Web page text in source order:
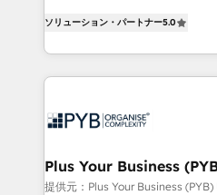
nurturing sequences. -
Marketing, Sales,
Ongoing optimization,
powerful growth engine.
paid media, content
search optimisation), and
WordPress development. We work with enterprise
professional services,
Town, Dubai & London. 500+ HubSpot CRM
implementations delivered.
ソリューション・パートナー5.0
Plus Your Business
提供元：Plus Your Business (PYB)